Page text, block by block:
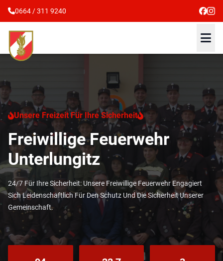
0664 / 311 9240
Unsere Freizeit Für Ihre Sicherheit
Freiwillige Feuerwehr
Unterlungitz
24/7 Für Ihre Sicherheit: Unsere Freiwillige Feuerwehr Engagiert
Sich Leidenschaftlich Für Den Schutz Und Die Sicherheit Unserer
Gemeinschaft.